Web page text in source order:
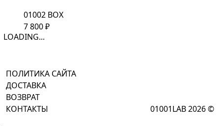
01002 BOX
7 800₽
ПОЛИТИКА САЙТА
ДОСТАВКА
ВОЗВРАТ
КОНТАКТЫ
01001LAB 2026 ©
LOADING...